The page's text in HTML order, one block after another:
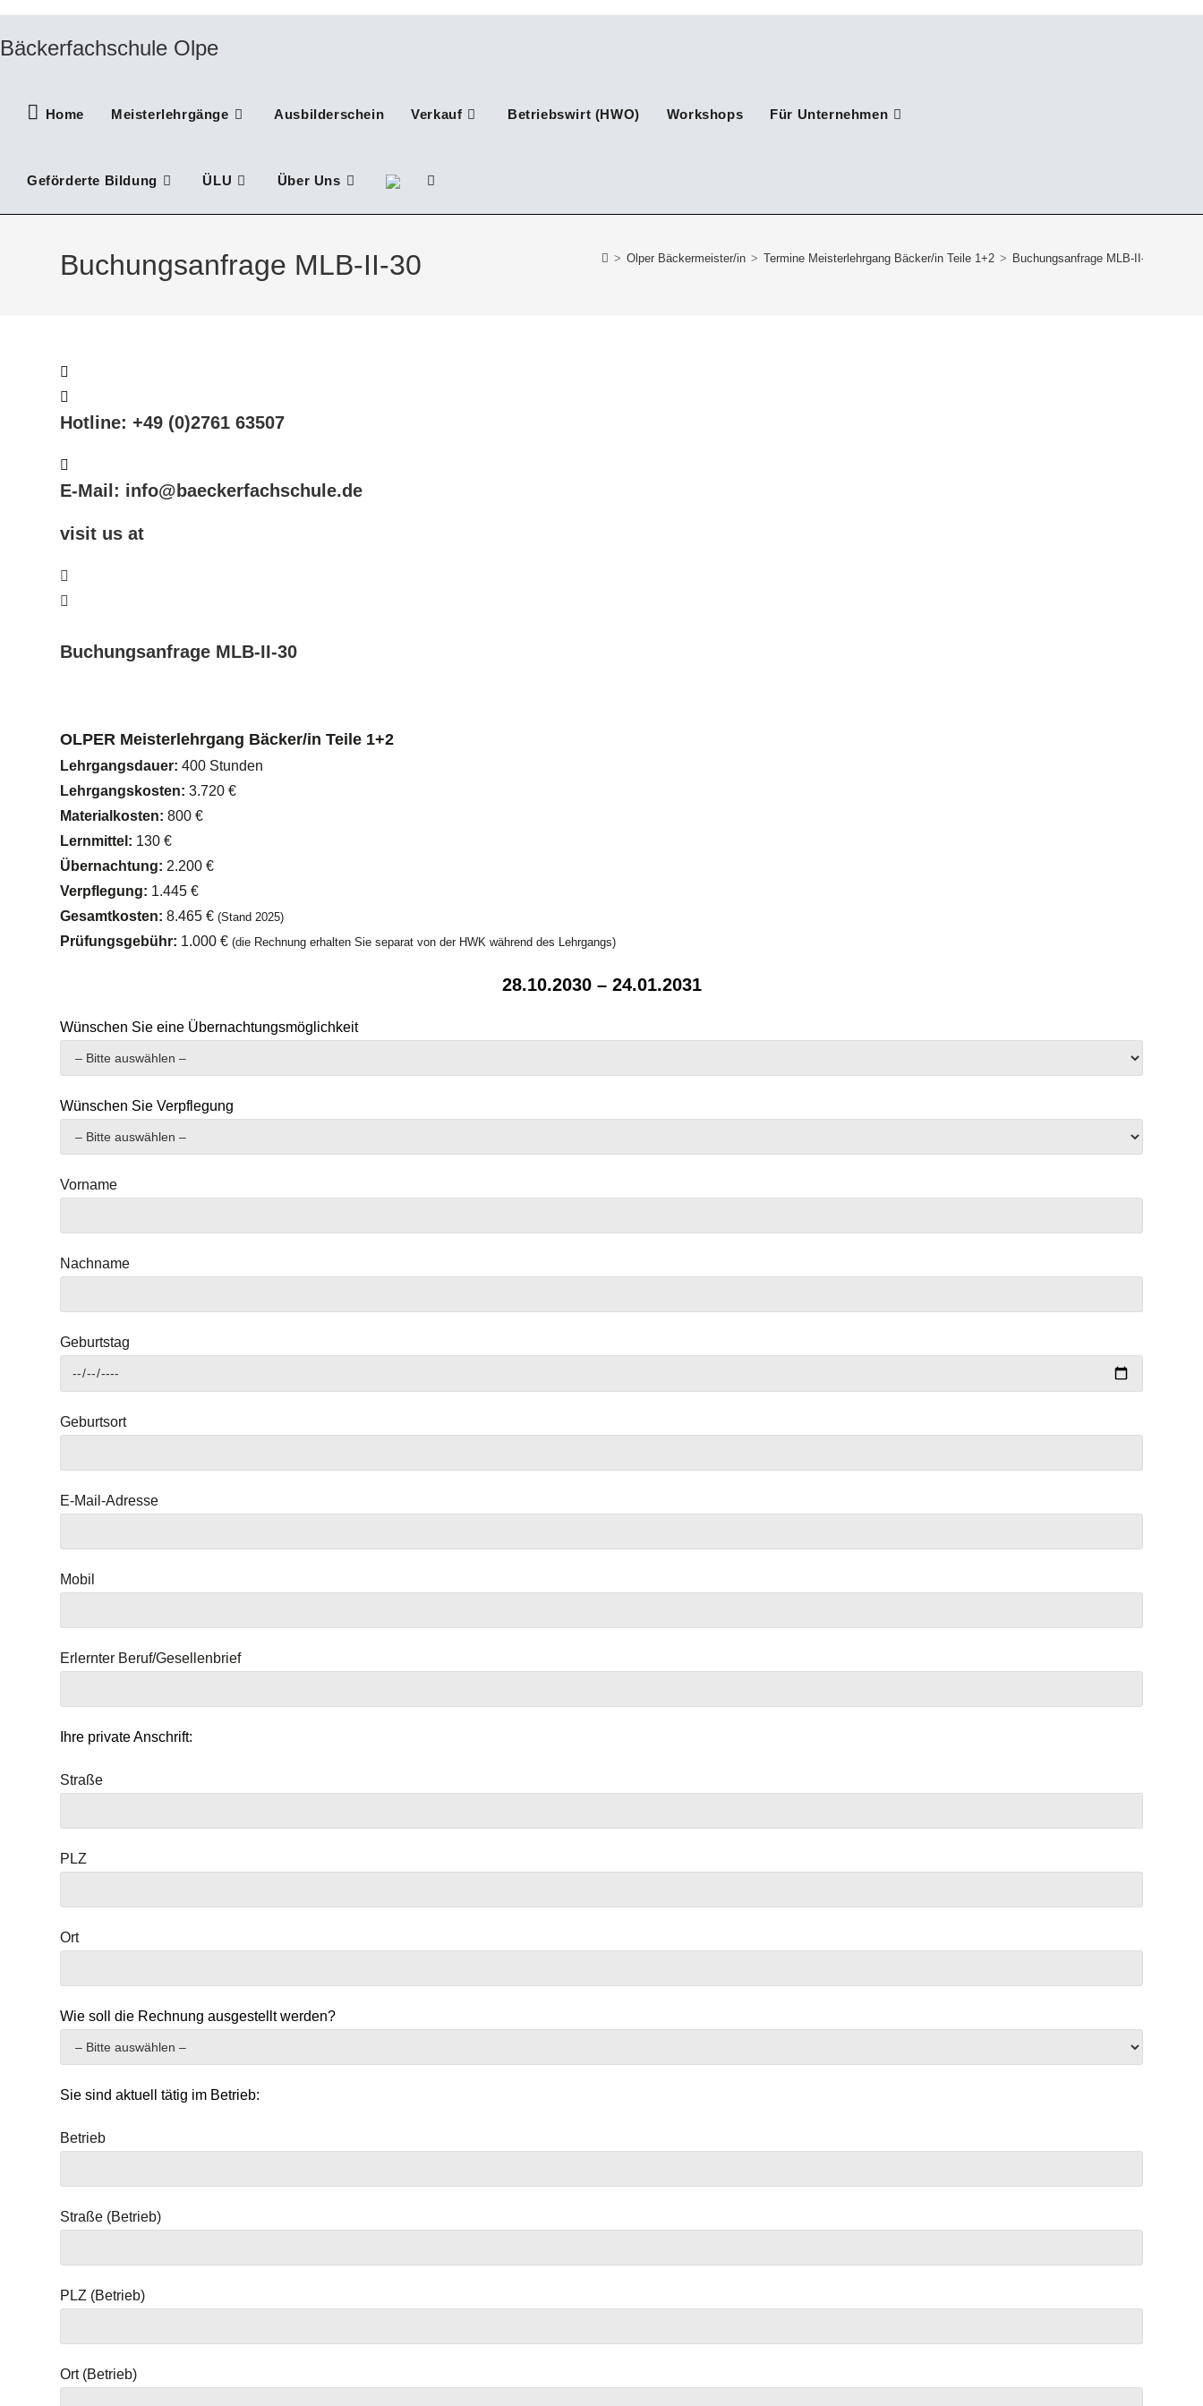
springen
Bäckerfachschule Olpe
Home Meisterlehrgänge Ausbilderschein Verkauf Betriebswirt (HWO) Workshops Für Unternehmen
Geförderte Bildung ÜLU Über Uns Website-
Buchungsanfrage MLB-II-30 > Olper Bäckermeister/in > Termine Meisterlehrgang Bäcker/in Teile 1+2 > Buchungsanfrage MLB-II-30
Hotline: +49 (0)2761 63507
E-Mail: info@baeckerfachschule.de
visit us at
Buchungsanfrage MLB-II-30
OLPER Meisterlehrgang Bäcker/in Teile 1+2
Lehrgangsdauer: 400 Stunden
Lehrgangskosten: 3.720 €
Materialkosten: 800 €
Lernmittel: 130 €
Übernachtung: 2.200 €
Verpflegung: 1.445 €
Gesamtkosten: 8.465 €(Stand 2025)
Prüfungsgebühr: 1.000 €(die Rechnung erhalten Sie separat von der HWK während des Lehrgangs)
28.10.2030 – 24.01.2031
Wünschen Sie eine Übernachtungsmöglichkeit
Wünschen Sie Verpflegung
Vorname
Nachname
Geburtstag
Geburtsort
E-Mail-Adresse
Mobil
Erlernter Beruf/Gesellenbrief
Ihre private Anschrift:
Straße
PLZ
Ort
Wie soll die Rechnung ausgestellt werden?
Sie sind aktuell tätig im Betrieb:
Betrieb
Straße (Betrieb)
PLZ (Betrieb)
Ort (Betrieb)